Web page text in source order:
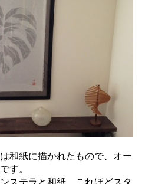
和紙に描かれたもので、オー
す。